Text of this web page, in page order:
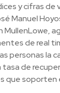
y cifras de
Manuel
MullenLowe,
de real
personas la
tasa de
que soporten